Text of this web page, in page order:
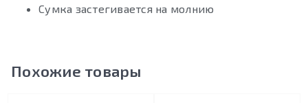
Сумка застегивается на молнию
Похожие товары